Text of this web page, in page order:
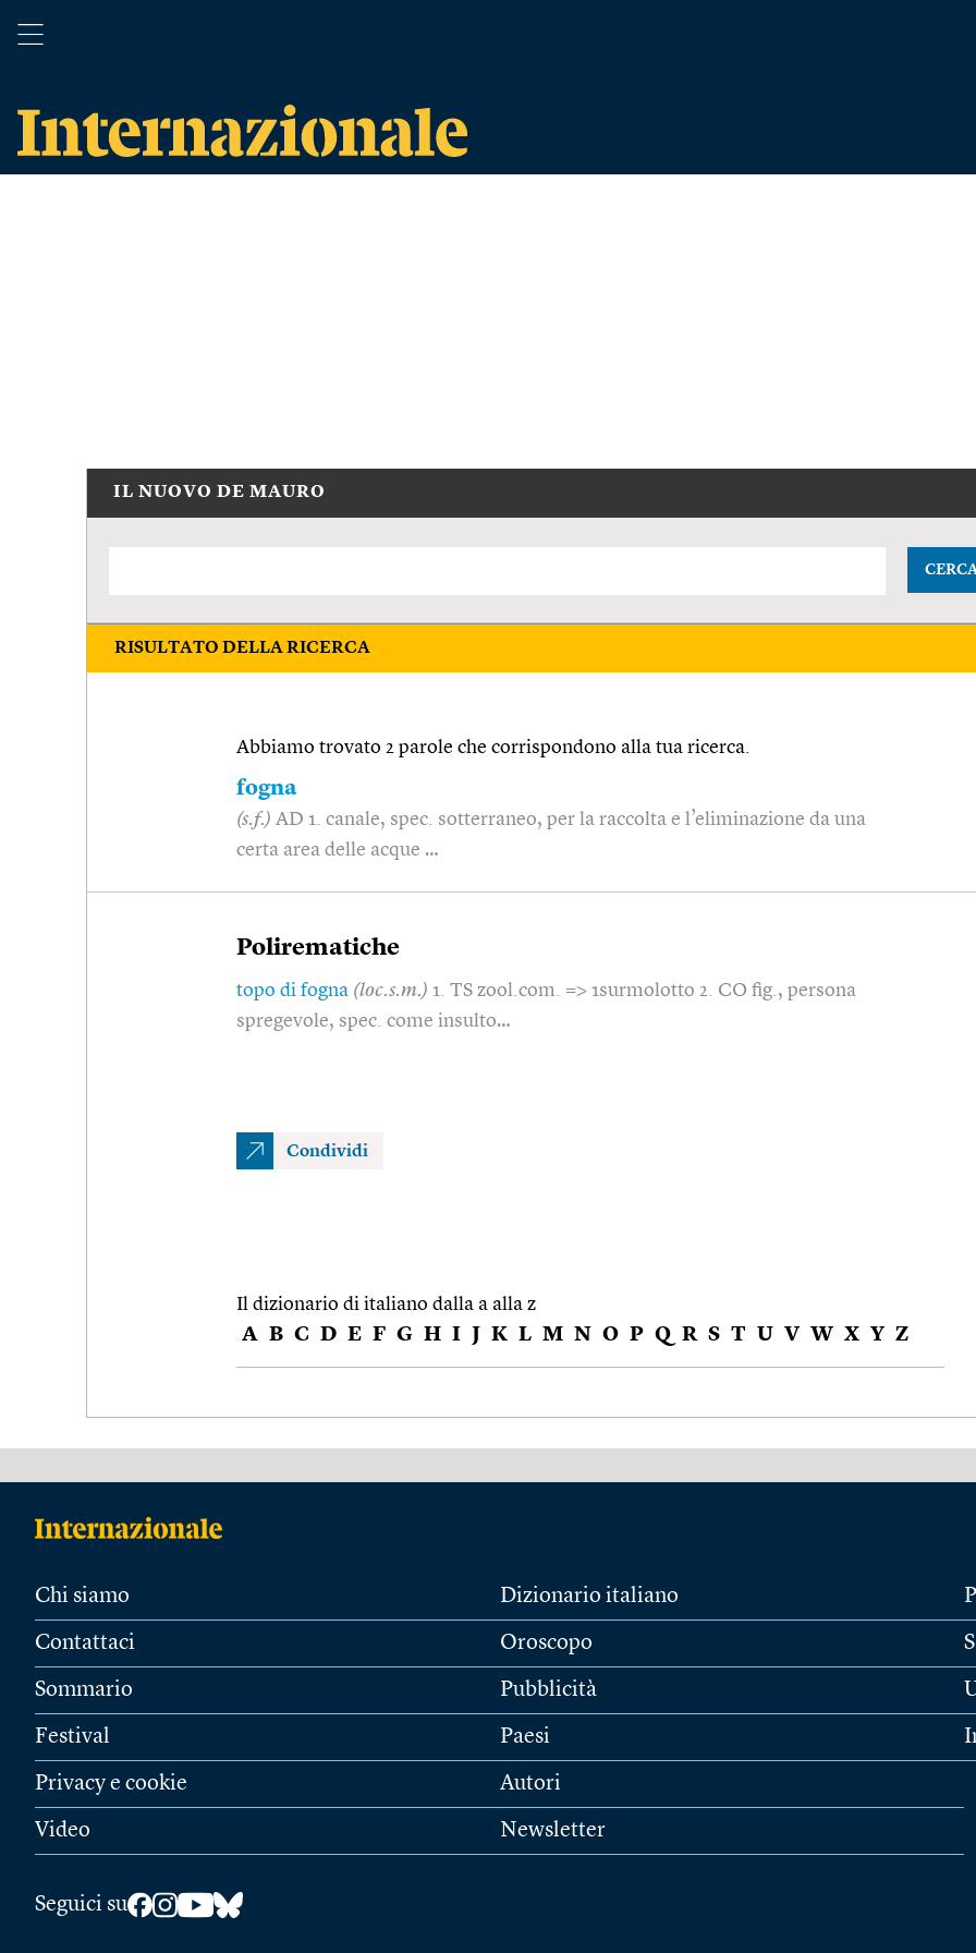
IL NUOVO DE MAURO
CERCA
RISULTATO DELLA RICERCA
Abbiamo trovato 2 parole che corrispondono alla tua ricerca.
fogna
(s.f.) AD 1. canale, spec. sotterraneo, per la raccolta e l’eliminazione da una
certa area delle acque …
Polirematiche
topo di fogna (loc.s.m.) 1. TS zool.com. => 1surmolotto 2. CO fig., persona
spregevole, spec. come insulto…
Condividi
Il dizionario di italiano dalla a alla z
A B C D E F G H I J K L M N O P Q R S T U V W X Y Z
Chi siamo
Contattaci
Sommario
Festival
Privacy e cookie
Video
Dizionario italiano
Oroscopo
Pubblicità
Paesi
Autori
Newsletter
Seguici su